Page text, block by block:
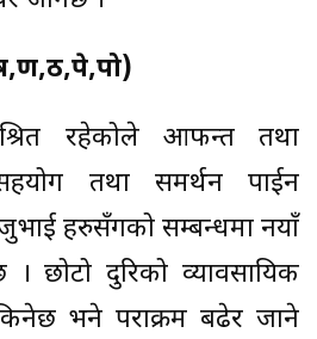
रहेकोले आफन्त तथा
तथा समर्थन पाईन
हरुसँगको सम्बन्धमा नयाँ
छोटो दुरिको व्यावसायिक
भने पराक्रम बढेर जाने